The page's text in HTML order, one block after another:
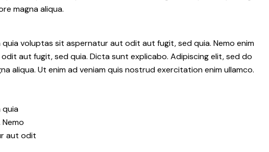
magna aliqua.
voluptas sit aspernatur aut odit aut fugit, sed quia. Nemo enim
aut fugit, sed quia. Dicta sunt explicabo. Adipiscing elit, sed do
aliqua. Ut enim ad veniam quis nostrud exercitation enim ullamco.
quia
aut odit